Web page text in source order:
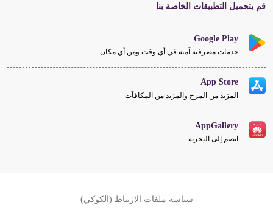
قم بتحميل التطبيقات الخاصة بنا
Google Play
خدمات مصرفية آمنة في أي وقت ومن أي مكان
App Store
المزيد من المرح والمزيد من المكافآت
AppGallery
انضم إلى التجربة
سياسة ملفات الارتباط (الكوكي)